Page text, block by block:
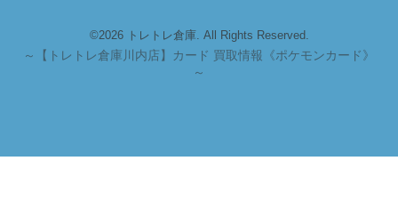
©2026 トレトレ倉庫. All Rights Reserved.
～
【トレトレ倉庫川内店】カード 買取情報《ポケモンカード》
～